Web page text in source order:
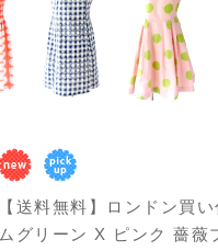
【送料無料】ロンドン買
ムグリーン X ピンク 薔薇